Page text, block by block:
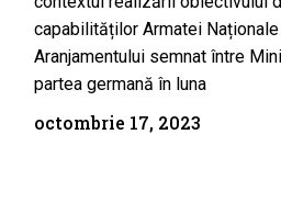
capabilităților Armatei
Aranjamentului semnat între
partea germană în luna
octombrie 17, 2023